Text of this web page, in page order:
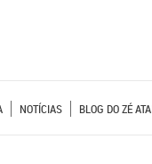
NOTÍCIAS BLOG DO ZÉ